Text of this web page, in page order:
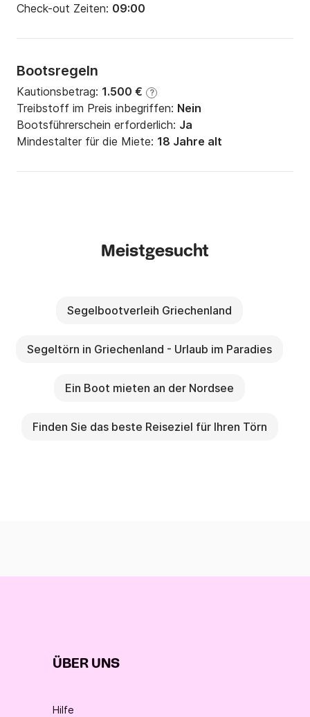
Check-out Zeiten: 09:00
Bootsregeln
Kautionsbetrag: 1.500 € ?
Treibstoff im Preis inbegriffen: Nein
Bootsführerschein erforderlich: Ja
Mindestalter für die Miete: 18 Jahre alt
Meistgesucht
Segelbootverleih Griechenland
Segeltörn in Griechenland - Urlaub im Paradies
Ein Boot mieten an der Nordsee
Finden Sie das beste Reiseziel für Ihren Törn
ÜBER UNS
Hilfe